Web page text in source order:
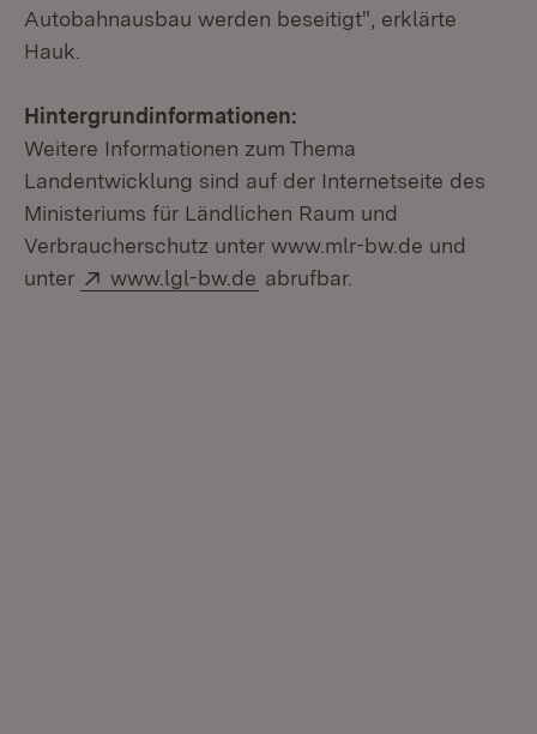
Autobahnausbau werden beseitigt", erklärte
Hauk.
Hintergrundinformationen:
Weitere Informationen zum Thema
Landentwicklung sind auf der Internetseite des
Ministeriums für Ländlichen Raum und
Verbraucherschutz unter www.mlr-bw.de und
unter
Extern:
www.lgl-bw.de abrufbar.